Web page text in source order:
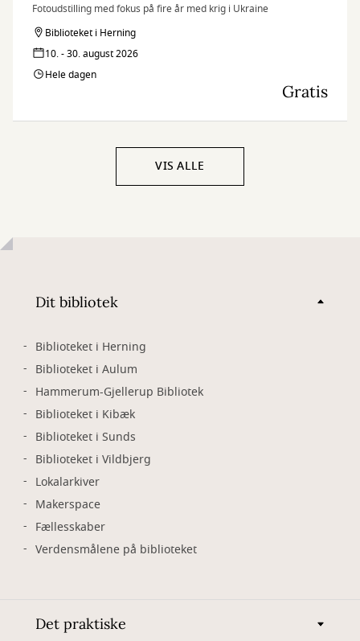
Fotoudstilling med fokus på fire år med krig i Ukraine
Biblioteket i Herning
10. - 30. august 2026
Hele dagen
Gratis
VIS ALLE
Dit bibliotek
Biblioteket i Herning
Biblioteket i Aulum
Hammerum-Gjellerup Bibliotek
Biblioteket i Kibæk
Biblioteket i Sunds
Biblioteket i Vildbjerg
Lokalarkiver
Makerspace
Fællesskaber
Verdensmålene på biblioteket
Det praktiske